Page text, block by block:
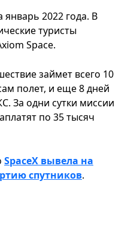
2022 года. В
туристы
Space.
займет всего 10
полет, и еще 8 дней
За одни сутки миссии
по 35 тысяч
SpaceX вывела на
спутников.